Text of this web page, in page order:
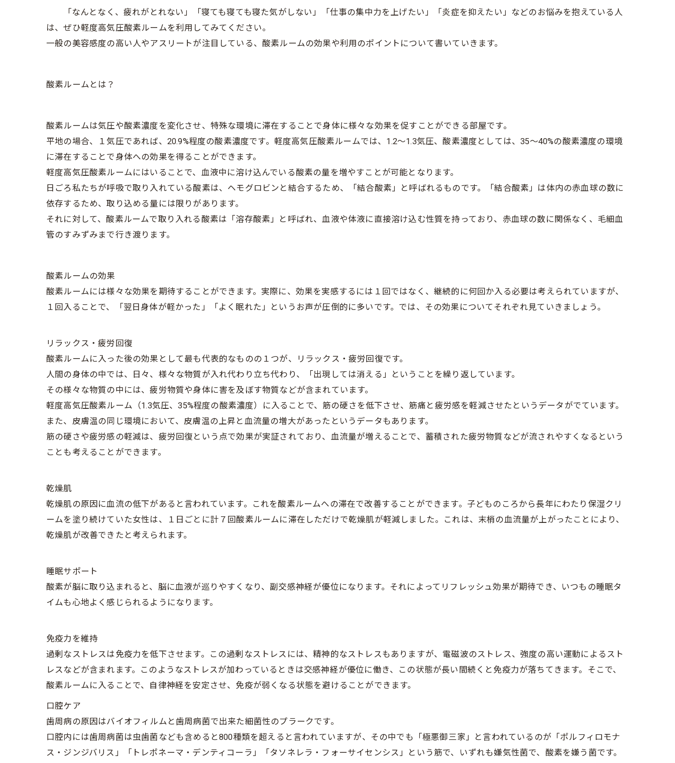
「なんとなく、疲れがとれない」「寝ても寝ても寝た気がしない」「仕事の集中力を上げたい」「炎症を抑えたい」などのお悩みを抱えている人
は、ぜひ軽度高気圧酸素ルームを利用してみてください。
一般の美容感度の高い人やアスリートが注目している、酸素ルームの効果や利用のポイントについて書いていきます。
酸素ルームとは？
酸素ルームは気圧や酸素濃度を変化させ、特殊な環境に滞在することで身体に様々な効果を促すことができる部屋です。
平地の場合、１気圧であれば、20.9%程度の酸素濃度です。軽度高気圧酸素ルームでは、1.2～1.3気圧、酸素濃度としては、35～40%の酸素濃度の環境
に滞在することで身体への効果を得ることができます。
軽度高気圧酸素ルームにはいることで、血液中に溶け込んでいる酸素の量を増やすことが可能となります。
日ごろ私たちが呼吸で取り入れている酸素は、ヘモグロビンと結合するため、「結合酸素」と呼ばれるものです。「結合酸素」は体内の赤血球の数に
依存するため、取り込める量には限りがあります。
それに対して、酸素ルームで取り入れる酸素は「溶存酸素」と呼ばれ、血液や体液に直接溶け込む性質を持っており、赤血球の数に関係なく、毛細血
管のすみずみまで行き渡ります。
酸素ルームの効果
酸素ルームには様々な効果を期待することができます。実際に、効果を実感するには１回ではなく、継続的に何回か入る必要は考えられていますが、
１回入ることで、「翌日身体が軽かった」「よく眠れた」というお声が圧倒的に多いです。では、その効果についてそれぞれ見ていきましょう。
リラックス・疲労回復
酸素ルームに入った後の効果として最も代表的なものの１つが、リラックス・疲労回復です。
人間の身体の中では、日々、様々な物質が入れ代わり立ち代わり、「出現しては消える」ということを繰り返しています。
その様々な物質の中には、疲労物質や身体に害を及ぼす物質などが含まれています。
軽度高気圧酸素ルーム（1.3気圧、35%程度の酸素濃度）に入ることで、筋の硬さを低下させ、筋痛と疲労感を軽減させたというデータがでています。
また、皮膚温の同じ環境において、皮膚温の上昇と血流量の増大があったというデータもあります。
筋の硬さや疲労感の軽減は、疲労回復という点で効果が実証されており、血流量が増えることで、蓄積された疲労物質などが流されやすくなるという
ことも考えることができます。
乾燥肌
乾燥肌の原因に血流の低下があると言われています。これを酸素ルームへの滞在で改善することができます。子どものころから長年にわたり保湿クリ
ームを塗り続けていた女性は、１日ごとに計７回酸素ルームに滞在しただけで乾燥肌が軽減しました。これは、末梢の血流量が上がったことにより、
乾燥肌が改善できたと考えられます。
睡眠サポート
酸素が脳に取り込まれると、脳に血液が巡りやすくなり、副交感神経が優位になります。それによってリフレッシュ効果が期待でき、いつもの睡眠タ
イムも心地よく感じられるようになります。
免疫力を維持
過剰なストレスは免疫力を低下させます。この過剰なストレスには、精神的なストレスもありますが、電磁波のストレス、強度の高い運動によるスト
レスなどが含まれます。このようなストレスが加わっているときは交感神経が優位に働き、この状態が長い間続くと免疫力が落ちてきます。そこで、
酸素ルームに入ることで、自律神経を安定させ、免疫が弱くなる状態を避けることができます。
口腔ケア
歯周病の原因はバイオフィルムと歯周病菌で出来た細菌性のプラークです。
口腔内には歯周病菌は虫歯菌なども含めると800種類を超えると言われていますが、その中でも「極悪御三家」と言われているのが「ポルフィロモナ
ス・ジンジバリス」「トレポネーマ・デンティコーラ」「タソネレラ・フォーサイセンシス」という筋で、いずれも嫌気性菌で、酸素を嫌う菌です。